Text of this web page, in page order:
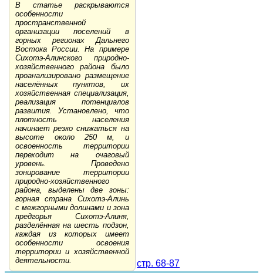
В статье раскрываются
особенности
пространственной
организации поселений в
горных регионах Дальнего
Востока России. На примере
Сихотэ-Алинского природно-
хозяйственного района было
проанализировано размещение
населённых пунктов, их
хозяйственная специализация,
реализация потенциалов
развития. Установлено, что
плотность населения
начинает резко снижаться на
высоте около 250 м, и
освоенность территории
переходит на очаговый
уровень. Проведено
зонирование территории
природно-хозяйственного
района, выделены две зоны:
горная страна Сихотэ-Алинь
с межгорными долинами и зона
предгорья Сихотэ-Алиня,
разделённая на шесть подзон,
каждая из которых имеет
особенности освоения
территории и хозяйственной
деятельности.
стр. 68-87